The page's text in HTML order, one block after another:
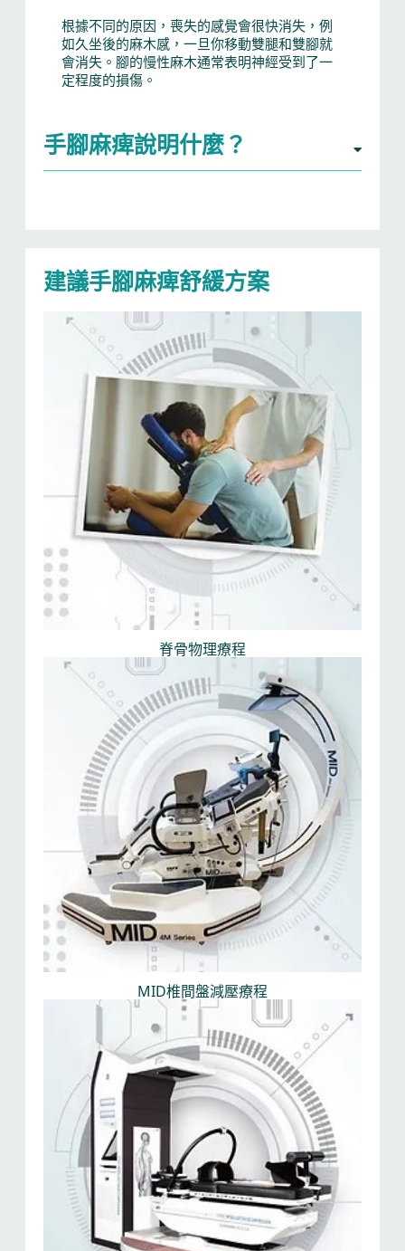
根據不同的原因，喪失的感覺會很快消失，例
如久坐後的麻木感，一旦你移動雙腿和雙腳就
會消失。腳的慢性麻木通常表明神經受到了一
定程度的損傷。
手腳麻痺說明什麼？
建議手腳麻痺舒緩方案
脊骨物理療程
MID椎間盤減壓療程